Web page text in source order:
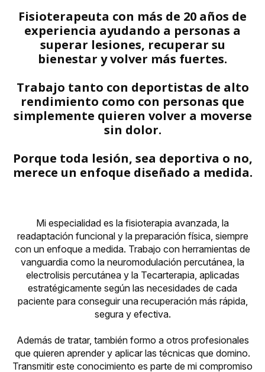
Fisioterapeuta con más de 20 años de
experiencia ayudando a personas a
superar lesiones, recuperar su
bienestar y volver más fuertes.
Trabajo tanto con deportistas de alto
rendimiento como con personas que
simplemente quieren volver a moverse
sin dolor.
Porque toda lesión, sea deportiva o no,
merece un enfoque diseñado a medida.
Mi especialidad es la fisioterapia avanzada, la
readaptación funcional y la preparación física, siempre
con un enfoque a medida. Trabajo con herramientas de
vanguardia como la neuromodulación percutánea, la
electrolisis percutánea y la Tecarterapia, aplicadas
estratégicamente según las necesidades de cada
paciente para conseguir una recuperación más rápida,
segura y efectiva.
Además de tratar, también formo a otros profesionales
que quieren aprender y aplicar las técnicas que domino.
Transmitir este conocimiento es parte de mi compromiso